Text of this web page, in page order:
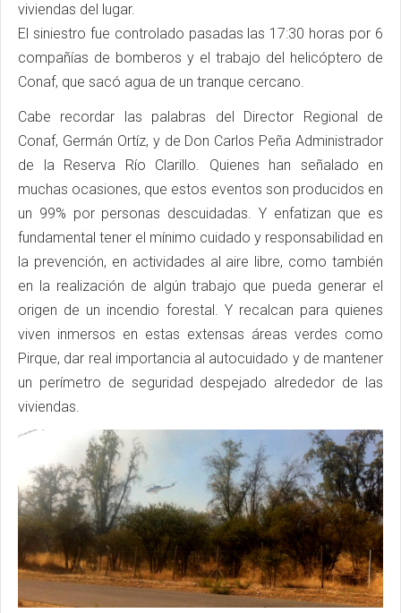
viviendas del lugar.
El siniestro fue controlado pasadas las 17:30 horas por 6
compañías de bomberos y el trabajo del helicóptero de
Conaf, que sacó agua de un tranque cercano.
Cabe recordar las palabras del Director Regional de
Conaf, Germán Ortíz, y de Don Carlos Peña Administrador
de la Reserva Río Clarillo. Quienes han señalado en
muchas ocasiones, que estos eventos son producidos en
un 99% por personas descuidadas. Y enfatizan que es
fundamental tener el mínimo cuidado y responsabilidad en
la prevención, en actividades al aire libre, como también
en la realización de algún trabajo que pueda generar el
origen de un incendio forestal. Y recalcan para quienes
viven inmersos en estas extensas áreas verdes como
Pirque, dar real importancia al autocuidado y de mantener
un perímetro de seguridad despejado alrededor de las
viviendas.